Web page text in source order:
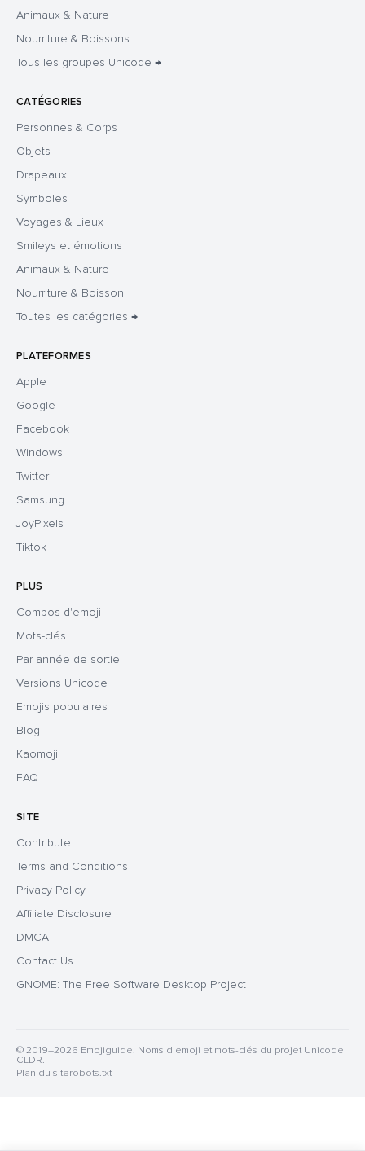
Animaux & Nature
Nourriture & Boissons
Tous les groupes Unicode →
CATÉGORIES
Personnes & Corps
Objets
Drapeaux
Symboles
Voyages & Lieux
Smileys et émotions
Animaux & Nature
Nourriture & Boisson
Toutes les catégories →
PLATEFORMES
Apple
Google
Facebook
Windows
Twitter
Samsung
JoyPixels
Tiktok
PLUS
Combos d'emoji
Mots-clés
Par année de sortie
Versions Unicode
Emojis populaires
Blog
Kaomoji
FAQ
SITE
Contribute
Terms and Conditions
Privacy Policy
Affiliate Disclosure
DMCA
Contact Us
GNOME: The Free Software Desktop Project
© 2019–2026 Emojiguide. Noms d'emoji et mots-clés du projet Unicode
CLDR.
Plan du siterobots.txt